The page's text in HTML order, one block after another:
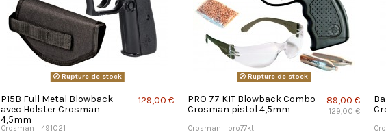
Rupture de stock
P15B Full Metal Blowback
avec Holster Crosman
4,5mm
Crosman 491021
129,00 €
Rupture de stock
PRO 77 KIT Blowback Combo
Crosman pistol 4,5mm
Crosman pro77kt
89,00 €
129,00 €